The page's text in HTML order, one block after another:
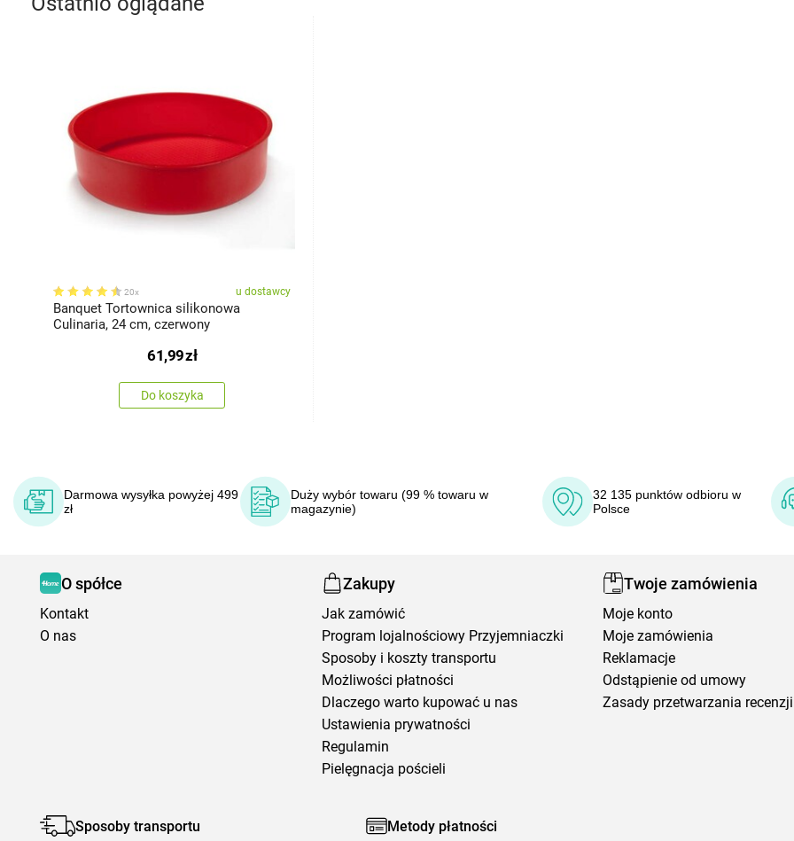
20x u dostawcy
Banquet Tortownica silikonowa
Culinaria, 24 cm, czerwony
61,99zł
Do koszyka
Darmowa wysyłka powyżej 499
zł
Duży wybór towaru (99 % towaru w
magazynie)
32 135 punktów odbioru w
Polsce
O spółce
Kontakt
O nas
Zakupy
Jak zamówić
Program lojalnościowy Przyjemniaczki
Sposoby i koszty transportu
Możliwości płatności
Dlaczego warto kupować u nas
Ustawienia prywatności
Regulamin
Pielęgnacja pościeli
Twoje zamówienia
Moje konto
Moje zamówienia
Reklamacje
Odstąpienie od umowy
Zasady przetwarzania recenzji
Sposoby transportu Metody płatności